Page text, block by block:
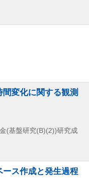
変化に関する観測
(基盤研究(B)(2))研究成
ス作成と発生過程